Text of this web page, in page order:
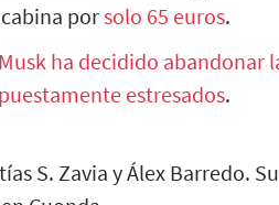
porsolo 65 euros.
ha decidido abandonar
estresados.
S. Zavia y Álex Barredo.